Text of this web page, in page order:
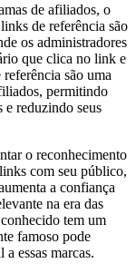
de afiliados, o
de referência são
os administradores
que clica no link e
são uma
permitindo
e reduzindo seus
o reconhecimento
com seu público,
a confiança
na era das
tem um
famoso pode
essas marcas.